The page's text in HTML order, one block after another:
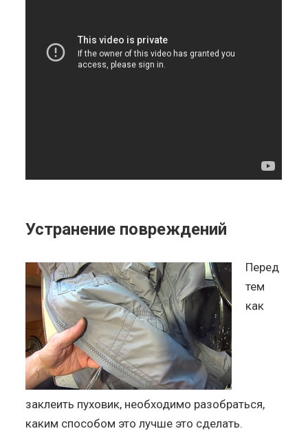
Устранение повреждений
Перед
тем
как
заклеить пуховик, необходимо разобраться,
каким способом это лучше это сделать.